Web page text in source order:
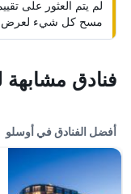
لم يتم العثور على
مسح كل شيء لعرض
فنادق
أفضل الفنادق في أوسلو